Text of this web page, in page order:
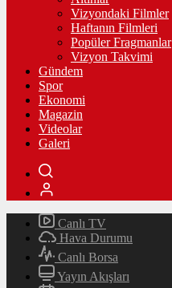
Vizyondaki Filmler
Haftanın Filmleri
Popüler Fragmanlar
Vizyon Takvimi
Gündem
Spor
Ekonomi
Magazin
Videolar
Galeri
Canlı TV
Hava Durumu
Canlı Borsa
Yayın Akışları